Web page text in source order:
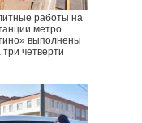
работы на
метро
выполнены
три четверти